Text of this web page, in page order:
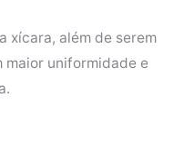
xícara, além de serem
maior uniformidade e